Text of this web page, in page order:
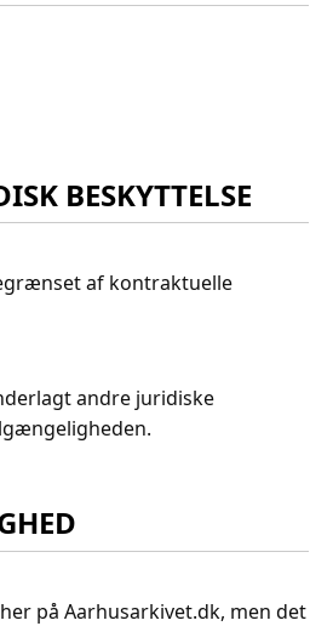
BESKYTTELSE
af kontraktuelle
andre juridiske
på Aarhusarkivet.dk, men det